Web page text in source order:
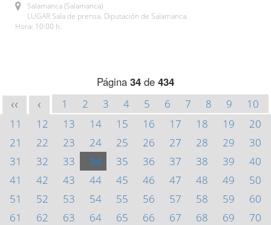
Salamanca (Salamanca)
LUGAR Sala de prensa. Diputación de Salamanca.
Hora: 10:00 h.
Página 34 de 434
<< < 1 2 3 4 5 6 7 8 9
10
11
12 13 14 15 16 17 18 19
20
21
22 23 24 25 26 27 28 29
30
31
32 33 34 35 36 37 38 39
40
41
42 43 44 45 46 47 48 49
50
51
52 53 54 55 56 57 58 59
60
61
62 63 64 65 66 67 68 69
70